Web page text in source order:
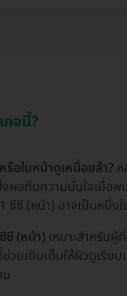
จนี้?
รือใบหน้าดูเหนื่อยล้า?
ผลกับความมั่นใจเมื่อ
ซีซี (หน้า) อาจเป็นหนึ่ง
ซี (หน้า) เหมาะสำหรับ
วยเติมเต็มให้ผิวดูเรีย